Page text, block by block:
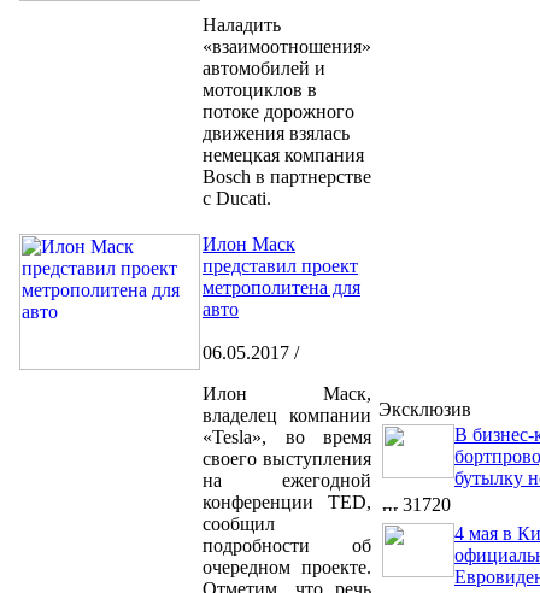
Наладить
«взаимоотношения»
автомобилей и
мотоциклов в
потоке дорожного
движения взялась
немецкая компания
Bosch в партнерстве
с Ducati.
Илон Маск
представил проект
метрополитена для
авто
06.05.2017 /
Илон Маск,
владелец компании
«Tesla», во время
своего выступления
на ежегодной
конференции TED,
сообщил
подробности об
очередном проекте.
Отметим, что речь
Эксклюзив
В бизнес-
бутылку
31720
4 мая в